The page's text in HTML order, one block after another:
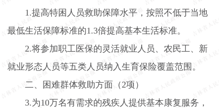
1.提高特困人员救助保障水平，按照不低于当地
最低生活保障标准的1.3倍提高基本生活标准。
2.将参加职工医保的灵活就业人员、农民工、新
就业形态人员等五类人员纳入生育保险覆盖范围。
二、困难群体救助方面（ 2项）
3.为10万名有需求的残疾人提供基本康复服务，